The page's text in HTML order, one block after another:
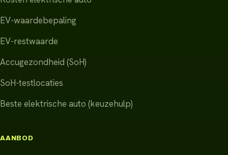
EV-waardebepaling
EV-restwaarde
Accugezondheid (SoH)
SoH-testlocaties
Beste elektrische auto (keuzehulp)
AANBOD